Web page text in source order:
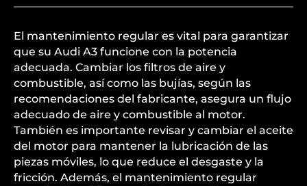
El mantenimiento regular es vital para garantizar
que su Audi A3 funcione con la potencia
adecuada. Cambiar los filtros de aire y
combustible, así como las bujías, según las
recomendaciones del fabricante, asegura un flujo
adecuado de aire y combustible al motor.
También es importante revisar y cambiar el aceite
del motor para mantener la lubricación de las
piezas móviles, lo que reduce el desgaste y la
fricción. Además, el mantenimiento regular